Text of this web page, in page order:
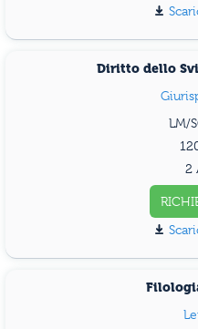
Diritto dello
LM/
2